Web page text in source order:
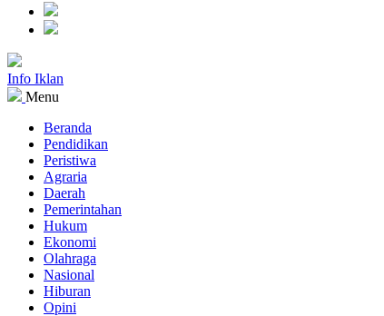
Info Iklan
Menu
Beranda
Pendidikan
Peristiwa
Agraria
Daerah
Pemerintahan
Hukum
Ekonomi
Olahraga
Nasional
Hiburan
Opini